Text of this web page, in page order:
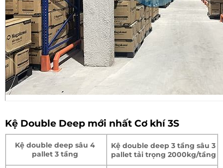
Kệ Double Deep mới nhất Cơ khí 3S
Kệ double deep sâu 4
pallet 3 tầng
Kệ double deep 3 tầng sâu 3
pallet tải trọng 2000kg/tầng